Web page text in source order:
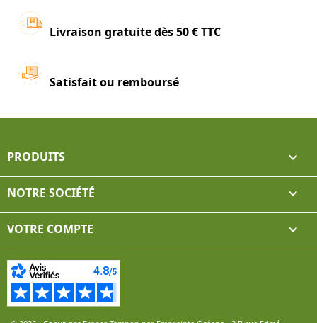
Livraison gratuite dès 50 € TTC
Satisfait ou remboursé
PRODUITS 
NOTRE SOCIÉTÉ 
VOTRE COMPTE 